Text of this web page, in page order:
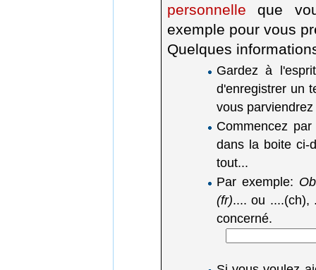
personnelle que
exemple pour vous
Quelques
Gardez à
d'enregistrer un
vous
Commencez
dans la boite ci-
tout...
Par exemple:
(fr).... ou ....(ch),
concerné.